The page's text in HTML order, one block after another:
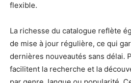
flexible.
La richesse du catalogue reflète
de mise à jour régulière, ce qui
dernières nouveautés sans délai.
facilitent la recherche et la